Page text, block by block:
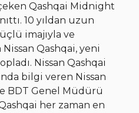
Qashqai Midnight
10 yıldan uzun
imajıyla ve
Qashqai, yeni
Nissan Qashqai
bilgi veren Nissan
BDT Genel Müdürü
her zaman en